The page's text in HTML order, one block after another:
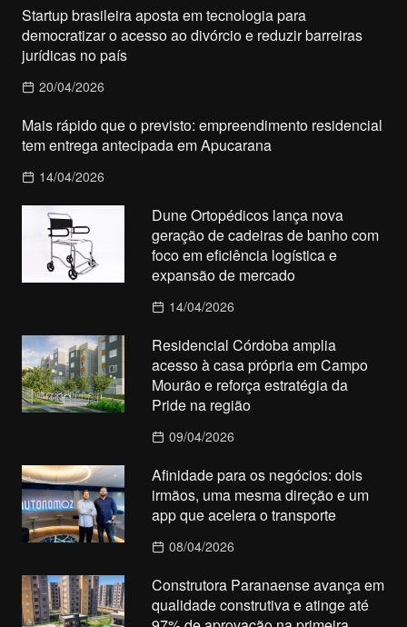
Startup brasileira aposta em tecnologia para
democratizar o acesso ao divórcio e reduzir barreiras
jurídicas no país
20/04/2026
Mais rápido que o previsto: empreendimento residencial
tem entrega antecipada em Apucarana
14/04/2026
Dune Ortopédicos lança nova
geração de cadeiras de banho com
foco em eficiência logística e
expansão de mercado
14/04/2026
Residencial Córdoba amplia
acesso à casa própria em Campo
Mourão e reforça estratégia da
Pride na região
09/04/2026
Afinidade para os negócios: dois
irmãos, uma mesma direção e um
app que acelera o transporte
08/04/2026
Construtora Paranaense avança em
qualidade construtiva e atinge até